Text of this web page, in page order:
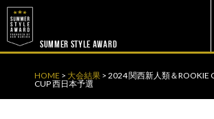
SUMMER STYLE AWARD
HOME > 大会結果 > 2024 関西新人類＆ROOKIE
CUP 西日本予選